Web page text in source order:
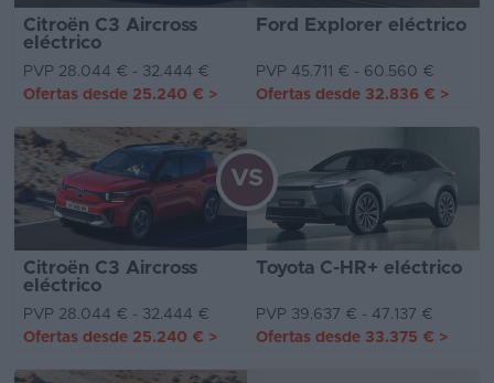
Citroën C3 Aircross
eléctrico
Ford Explorer eléctrico
PVP 28.044 € - 32.444 €
PVP 45.711 € - 60.560 €
Ofertas desde 25.240 € > Ofertas desde 32.836 € >
Citroën C3 Aircross
eléctrico
Toyota C-HR+ eléctrico
VS
PVP 28.044 € - 32.444 €
PVP 39.637 € - 47.137 €
Ofertas desde 25.240 € > Ofertas desde 33.375 € >